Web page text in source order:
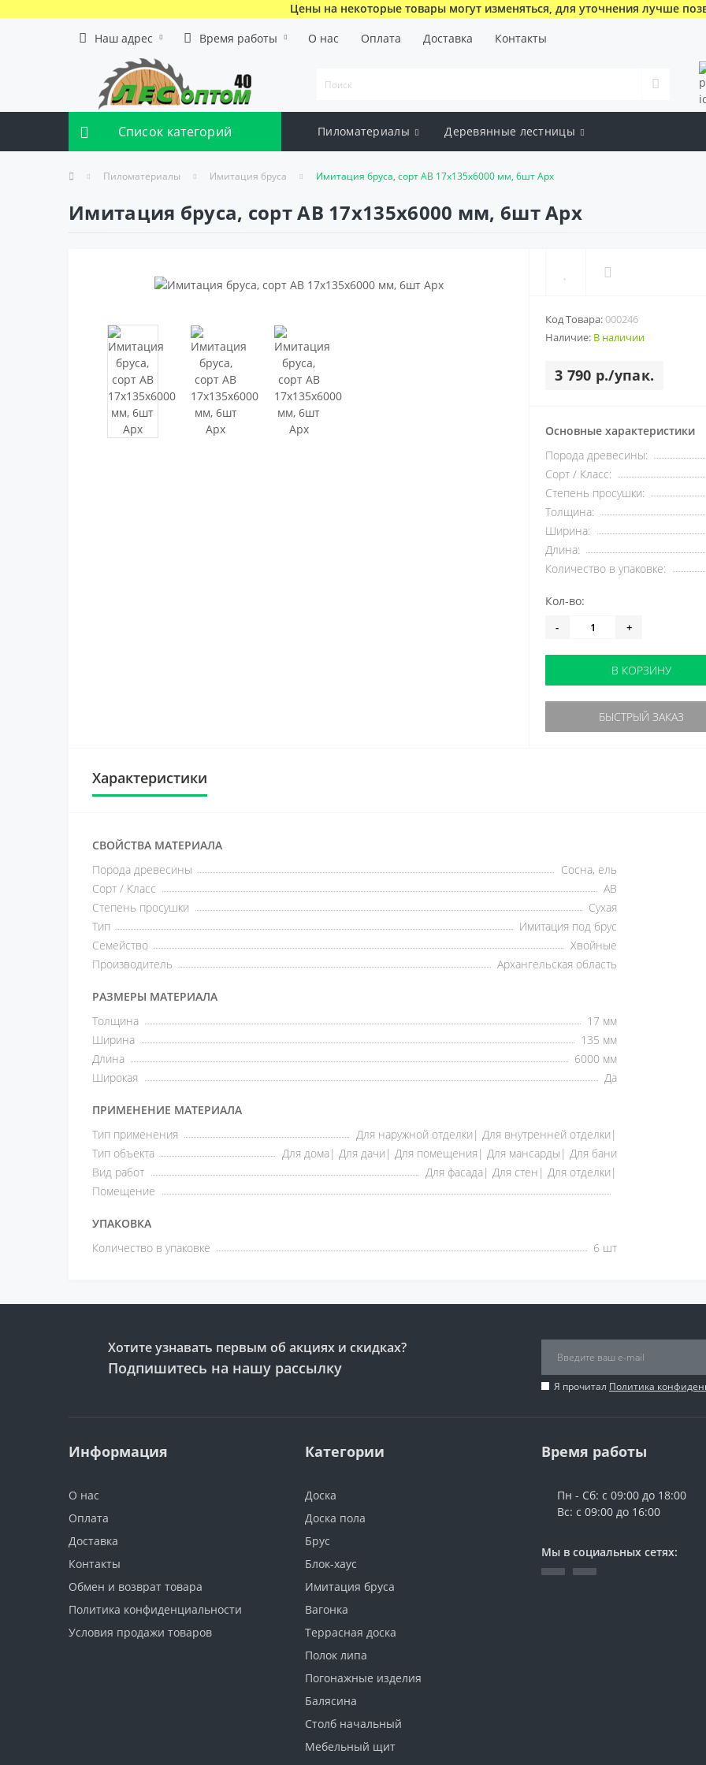
Цены на некоторые товары могут изменяться, для уточнения лучше
Наш адрес
Время работы О нас Оплата Доставка Контакты
Список категорий Пиломатериалы Деревянные лестницы
Пиломатериалы Имитация бруса Имитация бруса, сорт AB 17x135x6000 мм, 6шт Арх
Имитация бруса, сорт AB 17x135x6000 мм, 6шт Арх
Код Товара:000246
Наличие: В наличии
3 790 р./упак.
Основные характеристики
Порода древесины:
Сорт / Класс:
Степень просушки:
Толщина:
Ширина:
Длина:
Количество в упаковке:
Кол-во:
- +
В КОРЗИНУ
БЫСТРЫЙ ЗАКАЗ
Характеристики
СВОЙСТВА МАТЕРИАЛА
Порода древесины
Сосна, ель
Сорт / Класс
АВ
Степень просушки
Сухая
Тип
Имитация под брус
Семейство
Хвойные
Производитель
Архангельская область
РАЗМЕРЫ МАТЕРИАЛА
Толщина
17 мм
Ширина
135 мм
Длина
6000 мм
Широкая
Да
ПРИМЕНЕНИЕ МАТЕРИАЛА
Тип применения
Для наружной отделки| Для внутренней отделки|
Тип объекта
Для дома| Для дачи| Для помещения| Для мансарды| Для бани
Вид работ
Для фасада| Для стен| Для отделки|
Помещение
УПАКОВКА
Количество в упаковке
6 шт
Хотите узнавать первым об акциях и скидках?
Подпишитесь на нашу рассылку
Я прочитал Политика
Информация
О нас
Оплата
Доставка
Контакты
Обмен и возврат товара
Политика конфиденциальности
Условия продажи товаров
Категории
Доска
Доска пола
Брус
Блок-хаус
Имитация бруса
Вагонка
Террасная доска
Полок липа
Погонажные изделия
Балясина
Столб начальный
Мебельный щит
Время работы
Пн - Сб: с 09:00 до 18:00
Вс: с 09:00 до 16:00
Мы в социальных сетях: